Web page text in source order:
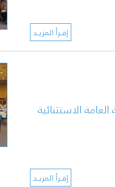
الاستثنائية